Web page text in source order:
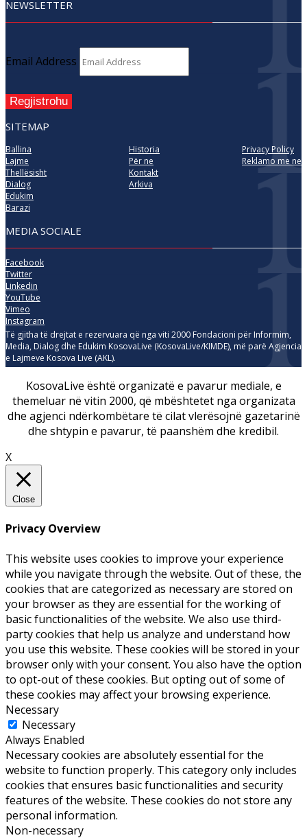
NEWSLETTER
Email Address
Regjistrohu
SITEMAP
Ballina
Lajme
Thellësisht
Dialog
Edukim
Barazi
Historia
Për ne
Kontakt
Arkiva
Privacy Policy
Reklamo me ne
MEDIA SOCIALE
Facebook
Twitter
Linkedin
YouTube
Vimeo
Instagram
Të gjitha të drejtat e rezervuara që nga viti 2000 Fondacioni për Informim,
Media, Dialog dhe Edukim KosovaLive (KosovaLive/KIMDE), më parë Agjencia
e Lajmeve Kosova Live (AKL).
KosovaLive është organizatë e pavarur mediale, e
themeluar në vitin 2000, që mbështetet nga organizata
dhe agjenci ndërkombëtare të cilat vlerësojnë gazetarinë
dhe shtypin e pavarur, të paanshëm dhe kredibil.
X
Close
Privacy Overview
This website uses cookies to improve your experience
while you navigate through the website. Out of these, the
cookies that are categorized as necessary are stored on
your browser as they are essential for the working of
basic functionalities of the website. We also use third-
party cookies that help us analyze and understand how
you use this website. These cookies will be stored in your
browser only with your consent. You also have the option
to opt-out of these cookies. But opting out of some of
these cookies may affect your browsing experience.
Necessary
Necessary
Always Enabled
Necessary cookies are absolutely essential for the
website to function properly. This category only includes
cookies that ensures basic functionalities and security
features of the website. These cookies do not store any
personal information.
Non-necessary